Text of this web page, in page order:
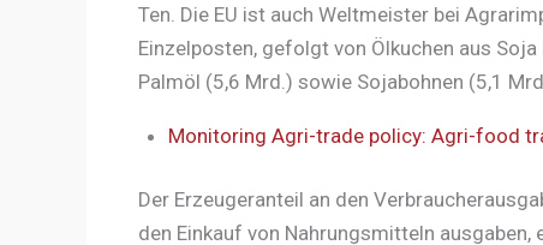
Ten. Die EU ist auch Weltmeister bei
Einzelposten, gefolgt von Ölkuchen aus
Palmöl (5,6 Mrd.) sowie Sojabohnen (5,1
Monitoring Agri-trade policy: Agri-food
Der Erzeugeranteil an den
den Einkauf von Nahrungsmitteln